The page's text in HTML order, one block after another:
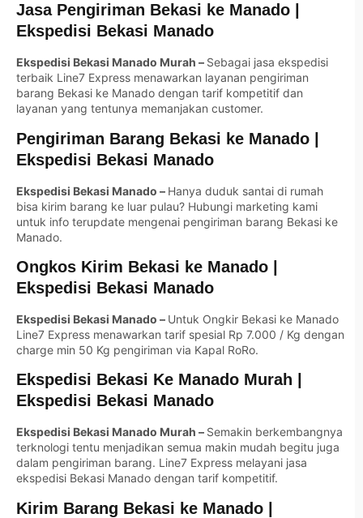
Jasa Pengiriman Bekasi ke Manado |
Ekspedisi Bekasi Manado
Ekspedisi Bekasi Manado Murah – Sebagai jasa ekspedisi
terbaik Line7 Express menawarkan layanan pengiriman
barang Bekasi ke Manado dengan tarif kompetitif dan
layanan yang tentunya memanjakan customer.
Pengiriman Barang Bekasi ke Manado |
Ekspedisi Bekasi Manado
Ekspedisi Bekasi Manado – Hanya duduk santai di rumah
bisa kirim barang ke luar pulau? Hubungi marketing kami
untuk info terupdate mengenai pengiriman barang Bekasi ke
Manado.
Ongkos Kirim Bekasi ke Manado |
Ekspedisi Bekasi Manado
Ekspedisi Bekasi Manado – Untuk Ongkir Bekasi ke Manado
Line7 Express menawarkan tarif spesial Rp 7.000 / Kg dengan
charge min 50 Kg pengiriman via Kapal RoRo.
Ekspedisi Bekasi Ke Manado Murah |
Ekspedisi Bekasi Manado
Ekspedisi Bekasi Manado Murah – Semakin berkembangnya
terknologi tentu menjadikan semua makin mudah begitu juga
dalam pengiriman barang. Line7 Express melayani jasa
ekspedisi Bekasi Manado dengan tarif kompetitif.
Kirim Barang Bekasi ke Manado |